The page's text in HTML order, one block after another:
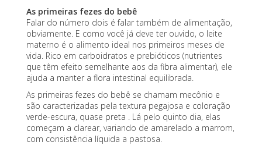
As primeiras fezes do bebê
Falar do número dois é falar também de alimentação,
obviamente. E como você já deve ter ouvido, o leite
materno é o alimento ideal nos primeiros meses de
vida. Rico em carboidratos e prebióticos (nutrientes
que têm efeito semelhante aos da fibra alimentar), ele
ajuda a manter a flora intestinal equilibrada.
As primeirasfezes do bebê se chamam mecônio e
são caracterizadas pela textura pegajosa e coloração
verde-escura, quase preta . Lá pelo quinto dia, elas
começam a clarear, variando de amarelado a marrom,
com consistência líquida a pastosa.